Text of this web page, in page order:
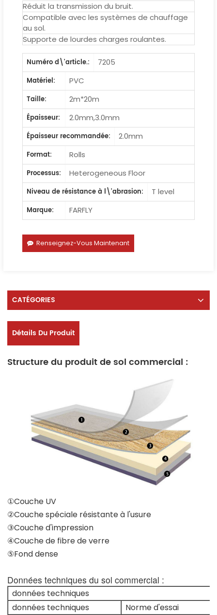
Réduit la transmission du bruit.
Compatible avec les systèmes de chauffage
au sol.
Supporte de lourdes charges roulantes.
Numéro d\'article.:
7205
Matériel:
PVC
Taille:
2m*20m
Épaisseur:
2.0mm,3.0mm
Épaisseur recommandée:
2.0mm
Format:
Rolls
Processus:
Heterogeneous Floor
Niveau de résistance à l\'abrasion:
T level
Marque:
FARFLY
Renseignez-Vous Maintenant
CATÉGORIES
Détails Du Produit
Structure du produit de sol commercial :
①Couche UV
②Couche spéciale résistante à l'usure
③Couche d'impression
④Couche de fibre de verre
⑤Fond dense
Données techniques du sol commercial :
données techniques
données techniques
Norme d'essai